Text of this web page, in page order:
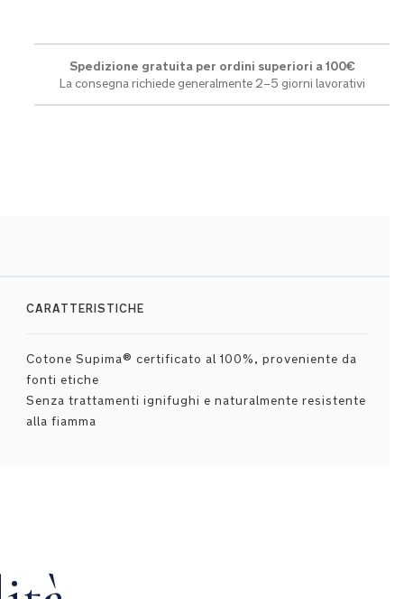
Spedizione gratuita per ordini superiori a 100€
La consegna richiede generalmente 2–5 giorni lavorativi
CARATTERISTICHE
Cotone Supima® certificato al 100%, proveniente da
fonti etiche
Senza trattamenti ignifughi e naturalmente resistente
alla fiamma